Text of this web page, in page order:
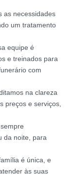
as necessidades
um tratamento
equipe é
e treinados para
com
na clareza
preços e serviços,
da noite, para
é única, e
às suas